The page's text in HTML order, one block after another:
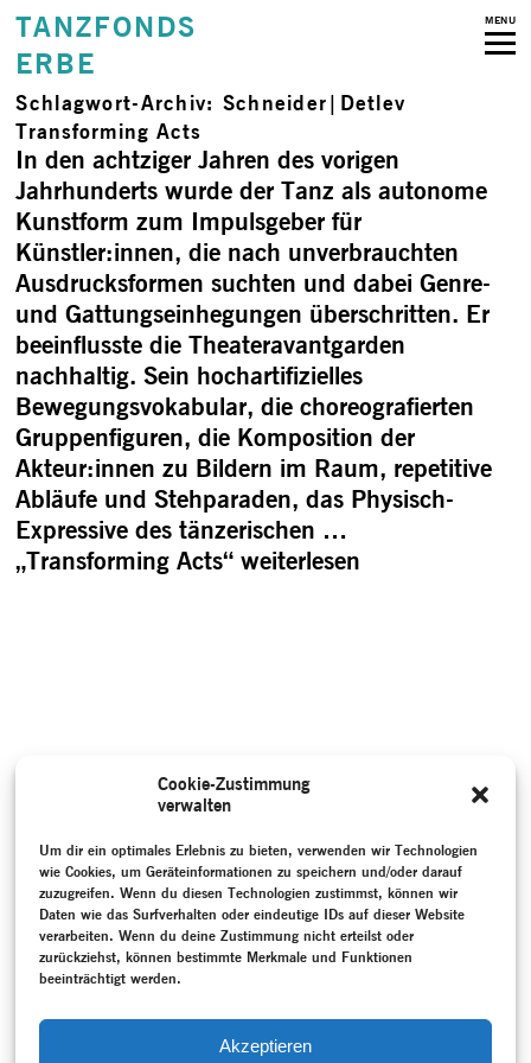
Cookie-Zustimmung
verwalten
Um dir ein optimales Erlebnis zu bieten, verwenden wir Technologien
wie Cookies, um Geräteinformationen zu speichern und/oder darauf
zuzugreifen. Wenn du diesen Technologien zustimmst, können wir
Daten wie das Surfverhalten oder eindeutige IDs auf dieser Website
verarbeiten. Wenn du deine Zustimmung nicht erteilst oder
zurückziehst, können bestimmte Merkmale und Funktionen
beeinträchtigt werden.
Akzeptieren
TANZFONDS
ERBE
MENU
Schlagwort-Archiv: Schneider|Detlev
Transforming Acts
In den achtziger Jahren des vorigen
Jahrhunderts wurde der Tanz als autonome
Kunstform zum Impulsgeber für
Künstler:innen, die nach unverbrauchten
Ausdrucksformen suchten und dabei Genre-
und Gattungseinhegungen überschritten. Er
beeinflusste die Theateravantgarden
nachhaltig. Sein hochartifizielles
Bewegungsvokabular, die choreografierten
Gruppenfiguren, die Komposition der
Akteur:innen zu Bildern im Raum, repetitive
Abläufe und Stehparaden, das Physisch-
Expressive des tänzerischen …
„Transforming Acts“weiterlesen